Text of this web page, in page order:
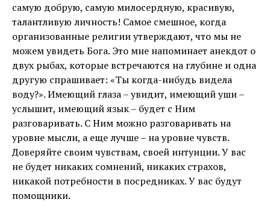
самую добрую, самую милосердную, красивую,
талантливую личность! Самое смешное, когда
организованные религии утверждают, что мы не
можем увидеть Бога. Это мне напоминает анекдот о
двух рыбах, которые встречаются на глубине и одна
другую спрашивает: «Ты когда-нибудь видела
воду?». Имеющий глаза – увидит, имеющий уши –
услышит, имеющий язык – будет с Ним
разговаривать. С Ним можно разговаривать на
уровне мысли, а еще лучше – на уровне чувств.
Доверяйте своим чувствам, своей интуиции. У вас
не будет никаких сомнений, никаких страхов,
никакой потребности в посредниках. У вас будут
помощники.